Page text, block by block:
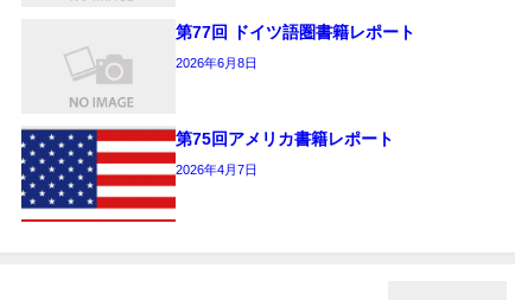
第77回 ドイツ語圏書籍レポート
2026年6月8日
第75回アメリカ書籍レポート
2026年4月7日